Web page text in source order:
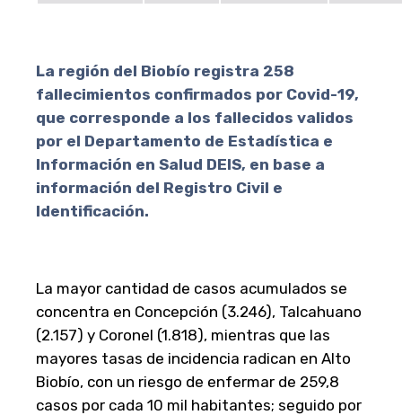
La región del Biobío registra 258
fallecimientos confirmados por Covid-19,
que corresponde a los fallecidos validos
por el Departamento de Estadística e
Información en Salud DEIS, en base a
información del Registro Civil e
Identificación.
La mayor cantidad de casos acumulados se
concentra en Concepción (3.246), Talcahuano
(2.157) y Coronel (1.818), mientras que las
mayores tasas de incidencia radican en Alto
Biobío, con un riesgo de enfermar de 259,8
casos por cada 10 mil habitantes; seguido por